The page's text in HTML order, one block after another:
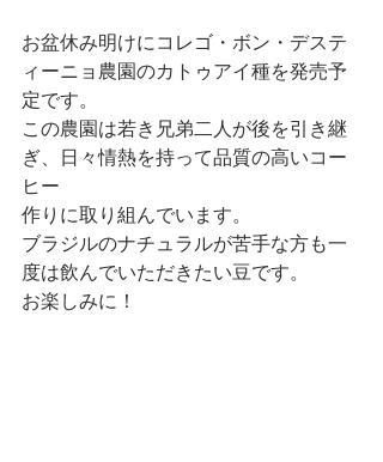
お盆休み明けにコレゴ・ボン・デステ
ィーニョ農園のカトゥアイ種を発売予
定です。
この農園は若き兄弟二人が後を引き継
ぎ、日々情熱を持って品質の高いコー
ヒー
作りに取り組んでいます。
ブラジルのナチュラルが苦手な方も一
度は飲んでいただきたい豆です。
お楽しみに！